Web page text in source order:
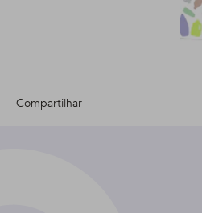
Compartilhar